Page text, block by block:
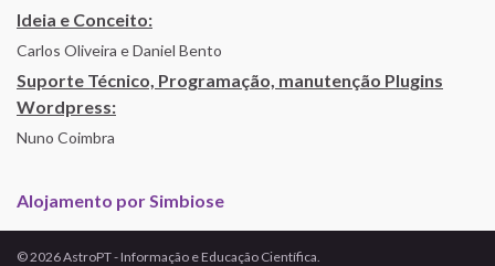
Ideia e Conceito:
Carlos Oliveira e Daniel Bento
Suporte Técnico, Programação, manutenção Plugins
Wordpress:
Nuno Coimbra
Alojamento por Simbiose
© 2026 AstroPT - Informação e Educação Científica.